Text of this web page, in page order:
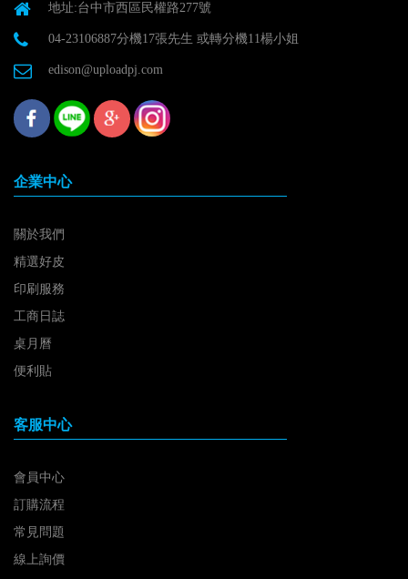
地址:台中市西區民權路277號
04-23106887分機17張先生 或轉分機11楊小姐
edison@uploadpj.com
企業中心
關於我們
精選好皮
印刷服務
工商日誌
桌月曆
便利貼
客服中心
會員中心
訂購流程
常見問題
線上詢價